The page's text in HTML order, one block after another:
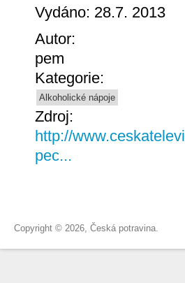
Vydáno: 28.7. 2013
Autor:
pem
Kategorie:
Alkoholické nápoje
Zdroj:
http://
pec...
Copyright © 2026, Česká potravina.